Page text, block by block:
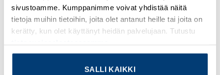
sivustoamme. Kumppanimme voivat yhdistää näitä
tietoja muihin tietoihin, joita olet antanut heille tai joita on
kerätty, kun olet käyttänyt heidän palvelujaan. Tutustu
SALLI KAIKKI